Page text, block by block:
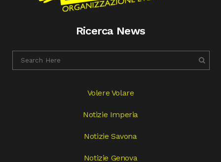
Ricerca News
Volere Volare
Notizie Imperia
Notizie Savona
Notizie Genova